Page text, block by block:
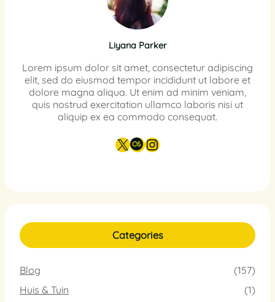
Liyana Parker
Lorem ipsum dolor sit amet, consectetur adipiscing
elit, sed do eiusmod tempor incididunt ut labore et
dolore magna aliqua. Ut enim ad minim veniam,
quis nostrud exercitation ullamco laboris nisi ut
aliquip ex ea commodo consequat.
X Last.fmInstagram
Categories
Blog
(157)
Huis & Tuin
(1)